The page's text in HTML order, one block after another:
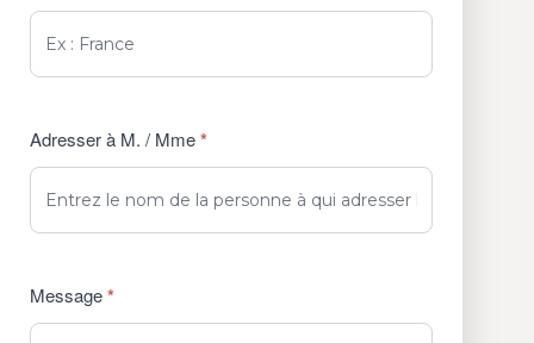
Adresser à M. / Mme*
Message*